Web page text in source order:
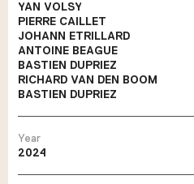
YAN VOLSY
PIERRE CAILLET
JOHANN ETRILLARD
ANTOINE BEAGUE
BASTIEN DUPRIEZ
RICHARD VAN DEN BOOM
BASTIEN DUPRIEZ
Year
2024